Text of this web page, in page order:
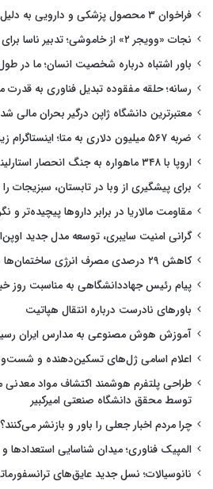
فراخوان ۳ محصول پزشکی و دارویی به دلیل خطرهای کیفی و ایمنی
نجات «وویجر ۲» از خاموشی؛ تدبیر ناسا برای حفظ کاوشگر ۴۸ ساله
باور اشتباه درباره شخصیت انسان؛ ما در
رسانه؛ حلقه مفقوده تبدیل فناوری به قدرت
معتبرترین دانشگاه ژاپن درگیر بحران مالی شد
ضربه ۵۶۷ میلیون دلاری به متا؛ اینستاگرام زیر تیغ دادگاه
اروپا با ۳۴۸ ماهواره به جنگ انحصار استارلینک می‌رود
برای پیشگیری از وبا در تابستان، سبزیجات
مقاومت مالاریا در برابر داروها پیچیده‌تر و
گرانی امنیت سایبری، توسعه مدل جدید
کاهش ۲۹ درصدی مصرف انرژی ساختمان‌ها با یک طراحی هوشمند
پیام رئیس جهاددانشگاهی به مناسبت روز
باورهای نادرست درباره انتقال هپاتیت
آموزش هوش مصنوعی به مدارس ایران
اعلام اسامی ژل‌های تسکین‌دهنده و
طراحی پلتفرم هوشمند اکتشاف مواد
توسط محقق دانشگاه صنعتی امیرکبیر
چرا مردم اخبار جعلی را باور و بازنشر می‌کنند؟
المپیک فناوری؛ میدان شناسایی
نانوسیالات؛ نسل جدید عایق‌های